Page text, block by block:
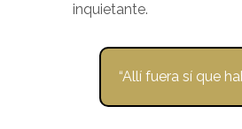
inquietante.
“Allí fuera sí que